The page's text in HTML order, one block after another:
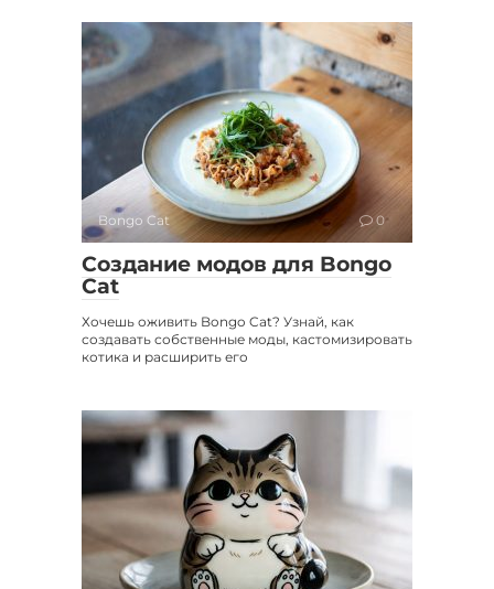
Bongo Cat 0
Создание модов для Bongo
Cat
Хочешь оживить Bongo Cat? Узнай, как
создавать собственные моды, кастомизировать
котика и расширить его